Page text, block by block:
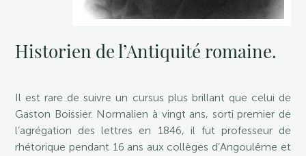
Historien de l’Antiquité romaine.
Il est rare de suivre un cursus plus brillant que celui de
Gaston Boissier. Normalien à vingt ans, sorti premier de
l’agrégation des lettres en 1846, il fut professeur de
rhétorique pendant 16 ans aux collèges d’Angoulême et